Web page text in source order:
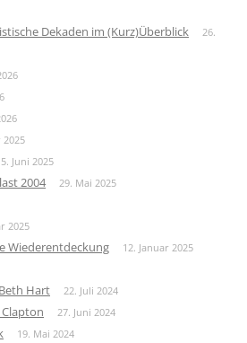
Dekaden im (Kurz)Überblick
26.
2025
Juni 2025
2004 29. Mai 2025
2025
Wiederentdeckung 12. Januar 2025
Hart 22. Juli 2024
27. Juni 2024
19. Mai 2024